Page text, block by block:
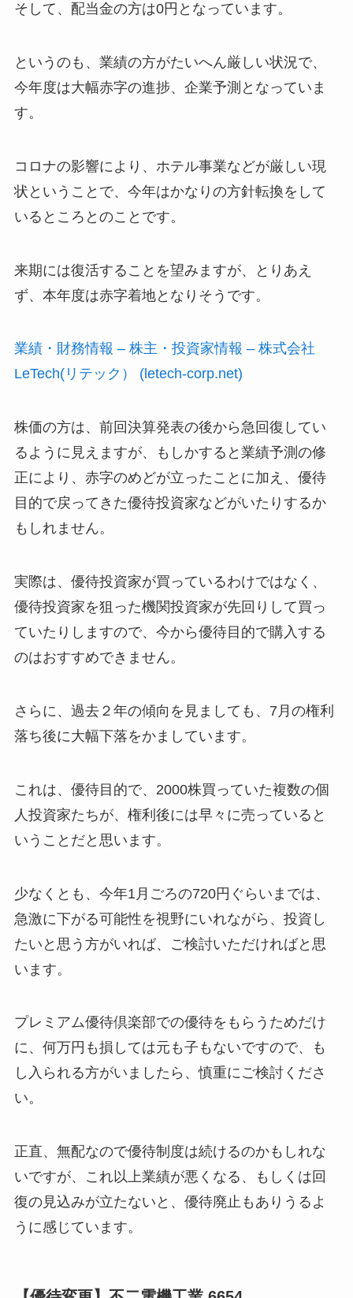
そして、配当金の方は0円となっています。
というのも、業績の方がたいへん厳しい状況で、
今年度は大幅赤字の進捗、企業予測となっていま
す。
コロナの影響により、ホテル事業などが厳しい現
状ということで、今年はかなりの方針転換をして
いるところとのことです。
来期には復活することを望みますが、とりあえ
ず、本年度は赤字着地となりそうです。
業績・財務情報 – 株主・投資家情報 – 株式会社
LeTech(リテック） (letech-corp.net)
株価の方は、前回決算発表の後から急回復してい
るように見えますが、もしかすると業績予測の修
正により、赤字のめどが立ったことに加え、優待
目的で戻ってきた優待投資家などがいたりするか
もしれません。
実際は、優待投資家が買っているわけではなく、
優待投資家を狙った機関投資家が先回りして買っ
ていたりしますので、今から優待目的で購入する
のはおすすめできません。
さらに、過去２年の傾向を見ましても、7月の権利
落ち後に大幅下落をかましています。
これは、優待目的で、2000株買っていた複数の個
人投資家たちが、権利後には早々に売っていると
いうことだと思います。
少なくとも、今年1月ごろの720円ぐらいまでは、
急激に下がる可能性を視野にいれながら、投資し
たいと思う方がいれば、ご検討いただければと思
います。
プレミアム優待倶楽部での優待をもらうためだけ
に、何万円も損しては元も子もないですので、も
し入られる方がいましたら、慎重にご検討くださ
い。
正直、無配なので優待制度は続けるのかもしれな
いですが、これ以上業績が悪くなる、もしくは回
復の見込みが立たないと、優待廃止もありうるよ
うに感じています。